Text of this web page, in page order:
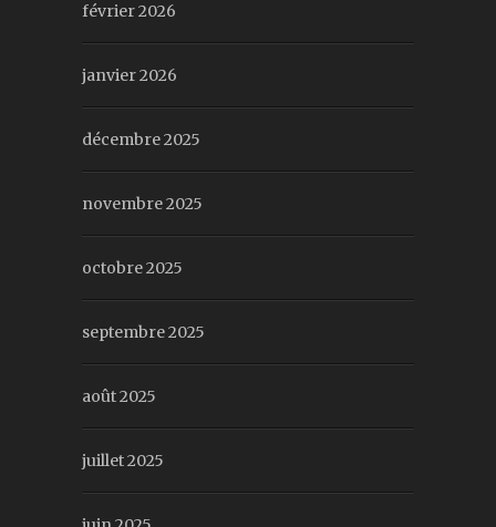
février 2026
janvier 2026
décembre 2025
novembre 2025
octobre 2025
septembre 2025
août 2025
juillet 2025